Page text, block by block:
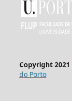
Copyright 2021
do Porto